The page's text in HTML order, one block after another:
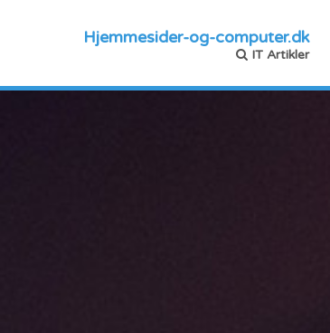
Hjemmesider-og-computer.dk
IT Artikler